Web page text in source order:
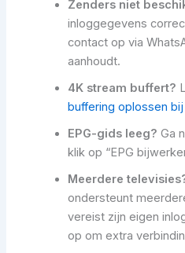
Zenders niet
inloggegevens
contact op via
aanhoudt.
4K stream buffert?
buffering oplossen
EPG-gids leeg? Ga
klik op “EPG
Meerdere
ondersteunt
vereist zijn eigen
op om extra